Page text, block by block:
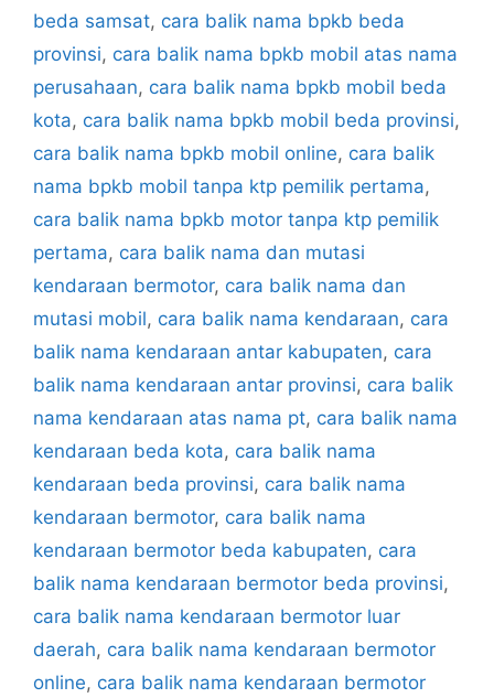
beda samsat, cara balik nama bpkb beda
provinsi, cara balik nama bpkb mobil atas nama
perusahaan, cara balik nama bpkb mobil beda
kota, cara balik nama bpkb mobil beda provinsi,
cara balik nama bpkb mobil online, cara balik
nama bpkb mobil tanpa ktp pemilik pertama,
cara balik nama bpkb motor tanpa ktp pemilik
pertama, cara balik nama dan mutasi
kendaraan bermotor, cara balik nama dan
mutasi mobil, cara balik nama kendaraan, cara
balik nama kendaraan antar kabupaten, cara
balik nama kendaraan antar provinsi, cara balik
nama kendaraan atas nama pt, cara balik nama
kendaraan beda kota, cara balik nama
kendaraan beda provinsi, cara balik nama
kendaraan bermotor, cara balik nama
kendaraan bermotor beda kabupaten, cara
balik nama kendaraan bermotor beda provinsi,
cara balik nama kendaraan bermotor luar
daerah, cara balik nama kendaraan bermotor
online, cara balik nama kendaraan bermotor